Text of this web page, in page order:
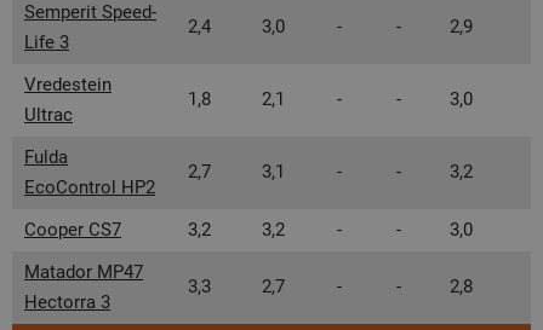
Semperit Speed-
Life 3
2,4 3,0 - - 2,9
Vredestein
Ultrac
1,8 2,1 - - 3,0
Fulda
EcoControl HP2
2,7 3,1 - - 3,2
Cooper CS7 3,2 3,2 - - 3,0
Matador MP47
Hectorra 3
3,3 2,7 - - 2,8